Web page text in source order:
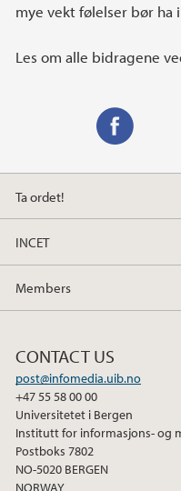
mye vekt følelser bør
Les om alle bidragene
a
e
o
k
Ta ordet!
INCET
Members
CONTACT US
post@infomedia.uib.no
+47 55 58 00 00
Universitetet i Bergen
Institutt for informasjons- og
Postboks 7802
NO-5020 BERGEN
NORWAY